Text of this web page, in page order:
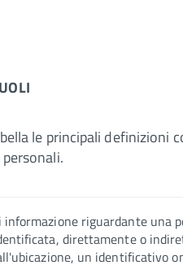
le principali definizioni
informazione riguardante una
direttamente o
un identificativo